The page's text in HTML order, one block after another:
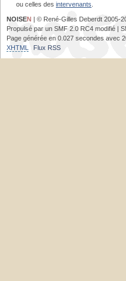
ou celles des intervenants
NOISEN | © René-Gilles Deberdt 2005-
Propulsé par un SMF 2.0 RC4 modifié |
Page générée en 0.027 secondes avec
XHTML
Flux RSS